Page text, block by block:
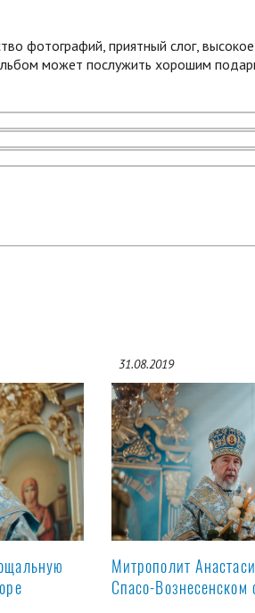
фотографий, приятный слог,
может послужить хорошим
31.08.2019
Митрополит
Спасо-Вознесенском